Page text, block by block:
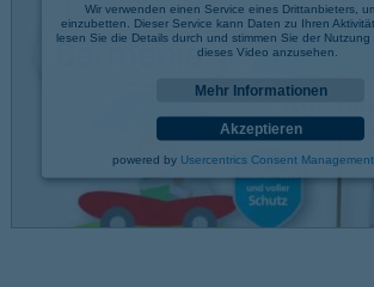
Wir verwenden einen Service eines Drittanbieters,
einzubetten. Dieser Service kann Daten zu Ihren
lesen Sie die Details durch und stimmen Sie der
dieses Video anzusehen.
Mehr Informationen
Akzeptieren
powered by Usercentrics Consent